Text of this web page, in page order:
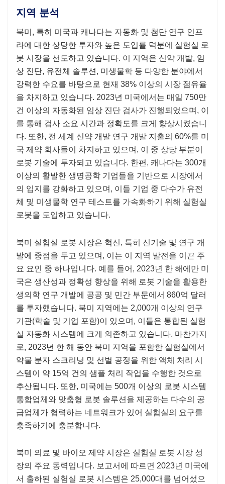
지역 분석
북미, 특히 미국과 캐나다는 자동화 및 첨단 연구 인프
라에 대한 상당한 투자와 높은 도입률 덕분에 실험실 로
봇 시장을 선도하고 있습니다. 이 지역은 신약 개발, 임
상 진단, 유전체 솔루션, 미생물학 등 다양한 분야에서
강력한 수요를 바탕으로 현재 38% 이상의 시장 점유율
을 차지하고 있습니다. 2023년 미국에서는 매일 750만
건 이상의 자동화된 임상 진단 검사가 진행되었으며, 이
를 통해 검사 소요 시간과 정확도를 크게 향상시켰습니
다. 또한, 전 세계 신약 개발 연구 개발 지출의 60%를 미
국 제약 회사들이 차지하고 있으며, 이 중 상당 부분이
로봇 기술에 투자되고 있습니다. 한편, 캐나다는 300개
이상의 활발한 생명공학 기업들을 기반으로 시장에서
의 입지를 강화하고 있으며, 이들 기업 중 다수가 유전
체 및 미생물학 연구 테스트를 가속화하기 위해 실험실
로봇을 도입하고 있습니다.
북미 실험실 로봇 시장은 혁신, 특히 신기술 및 연구 개
발에 중점을 두고 있으며, 이는 이 지역 발전을 이끈 주
요 요인 중 하나입니다. 예를 들어, 2023년 한 해에만 미
국은 생산성과 정확성 향상을 위해 로봇 기술을 활용한
생의학 연구 개발에 공공 및 민간 부문에서 860억 달러
를 투자했습니다. 북미 지역에는 2,000개 이상의 연구
기관(학술 및 기업 포함)이 있으며, 이들은 통합된 실험
실 자동화 시스템에 크게 의존하고 있습니다. 마찬가지
로, 2023년 한 해 동안 북미 지역을 포함한 실험실에서
약물 분자 스크리닝 및 선별 공정을 위한 액체 처리 시
스템이 약 15억 건의 샘플 처리 작업을 수행한 것으로
추산됩니다. 또한, 미국에는 500개 이상의 로봇 시스템
통합업체와 맞춤형 로봇 솔루션을 제공하는 다수의 공
급업체가 협력하는 네트워크가 있어 실험실의 요구를
충족하기에 충분합니다.
북미 의료 및 바이오 제약 시장은 실험실 로봇 시장 성
장의 주요 동력입니다. 보고서에 따르면 2023년 미국에
서 출하된 실험실 로봇 시스템은 25,000대를 넘어섰으